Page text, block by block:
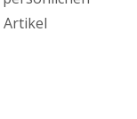
Artikel